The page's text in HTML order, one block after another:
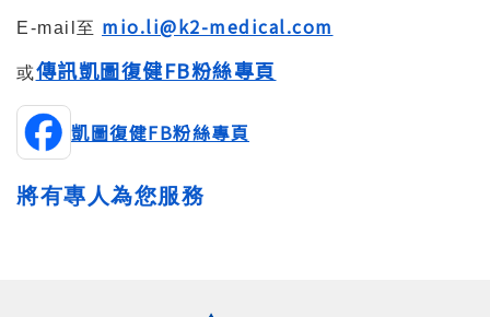
E-mail至 mio.li@k2-medical.com
或傳訊凱圖復健FB粉絲專頁
凱圖復健FB粉絲專頁
將有專人為您服務